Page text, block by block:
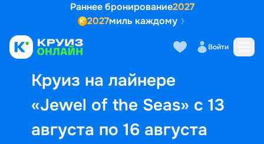
Раннее бронирование2027
2027миль каждому
Войти
Круиз на лайнере
«Jewel of the Seas» с 13
августа по 16 августа
Выбор кают Маршрут и